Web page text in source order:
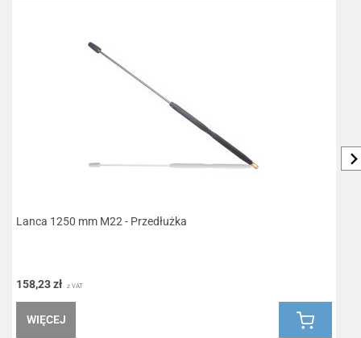
Lanca 1250 mm M22 - Przedłużka
158,23 zł z VAT
WIĘCEJ